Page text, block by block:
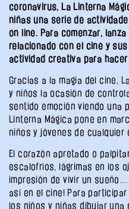
coronavirus, La Linterna
niñas una serie de
on line. Para comenzar,
relacionado con el cine y sus
actividad creativa para
Gracias a la magia del cine,
y niños la ocasión de
sentido emoción viendo una
Linterna Mágica pone en
niños y jóvenes de cualquier
El corazón apretado o
escalofríos, lágrimas en los
impresión de vivir un sueño…
así en el cine! Para
los niños y niñas dibujar